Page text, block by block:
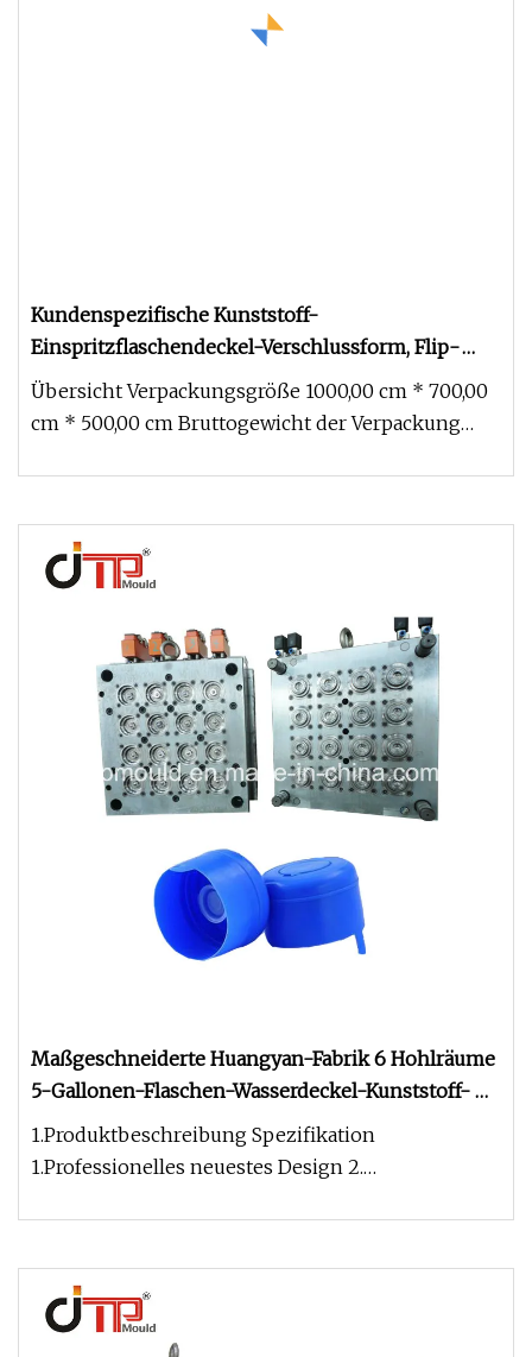
Kundenspezifische Kunststoff-
Einspritzflaschendeckel-Verschlussform, Flip-
Top-Kappenform
Übersicht Verpackungsgröße 1000,00 cm * 700,00
cm * 500,00 cm Bruttogewicht der Verpackung
Maßgeschneiderte Huangyan-Fabrik 6 Hohlräume
5-Gallonen-Flaschen-Wasserdeckel-Kunststoff-
Spritzgusskappenform
1.Produktbeschreibung Spezifikation
1.Professionelles neuestes Design 2.